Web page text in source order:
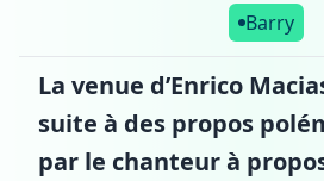
Barry
La venue d’Enrico
suite à des propos
par le chanteur à